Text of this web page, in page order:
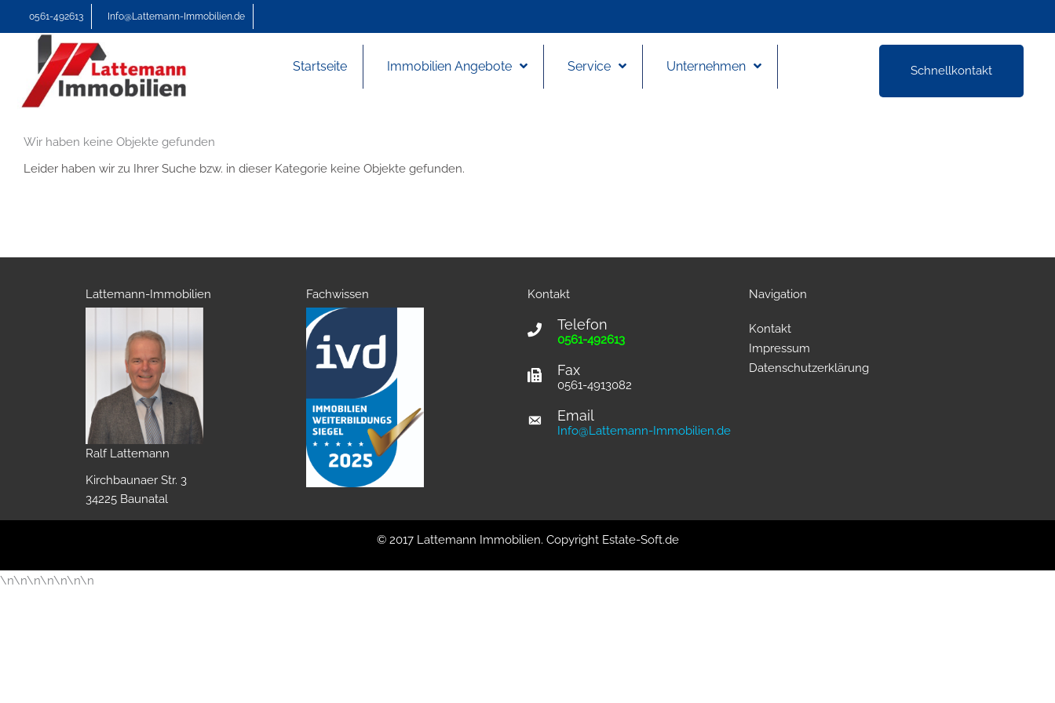
0561-492613 Info@Lattemann-Immobilien.de
Startseite Immobilien Angebote Service Unternehmen Schnellkontakt
Wir haben keine Objekte gefunden
Leider haben wir zu Ihrer Suche bzw. in dieser Kategorie keine Objekte gefunden.
Lattemann-Immobilien
Ralf Lattemann
Kirchbaunaer Str. 3
34225 Baunatal
Fachwissen Kontakt
Telefon
0561-492613
Fax
0561-4913082
Email
Info@Lattemann-Immobilien.de
Navigation
Kontakt
Impressum
Datenschutzerklärung
© 2017 Lattemann Immobilien. Copyright Estate-Soft.de
\n\n\n\n\n\n\n